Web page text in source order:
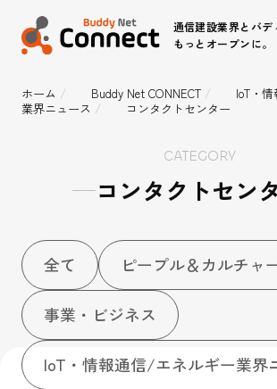
通信建設業界とバデ
もっとオープンに。
ピープル＆カルチャー
IoT / 5G時代のインフラパートナー
ホーム Buddy Net CONNECT
IoT・
業界ニュース
コンタクトセンター
CATEGORY
コンタクトセン
全て ピープル＆カルチャ
事業・ビジネス
IoT・情報通信/エネルギー業界